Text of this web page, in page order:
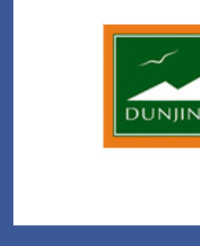
Худалдаа,